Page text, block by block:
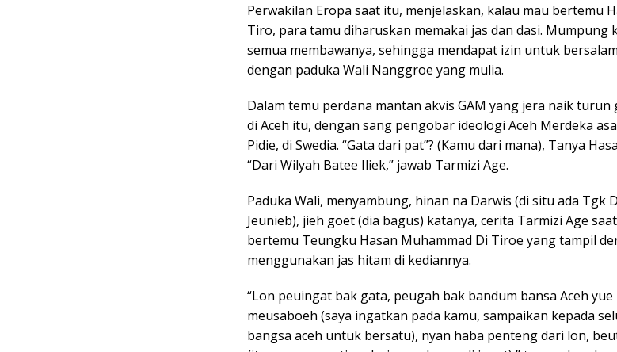
Perwakilan Eropa saat itu, menjelaskan, kalau mau bertemu
Tiro, para tamu diharuskan memakai jas dan dasi. Mumpung
semua membawanya, sehingga mendapat izin untuk
dengan paduka Wali Nanggroe yang mulia.
Dalam temu perdana mantan akvis GAM yang jera naik turun
di Aceh itu, dengan sang pengobar ideologi Aceh Merdeka
Pidie, di Swedia. “Gata dari pat”? (Kamu dari mana), Tanya
“Dari Wilyah Batee Iliek,” jawab Tarmizi Age.
Paduka Wali, menyambung, hinan na Darwis (di situ ada Tgk
Jeunieb), jieh goet (dia bagus) katanya, cerita Tarmizi Age saat
bertemu Teungku Hasan Muhammad Di Tiroe yang tampil
menggunakan jas hitam di kediannya.
“Lon peuingat bak gata, peugah bak bandum bansa Aceh yue
meusaboeh (saya ingatkan pada kamu, sampaikan kepada
bangsa aceh untuk bersatu), nyan haba penteng dari lon,